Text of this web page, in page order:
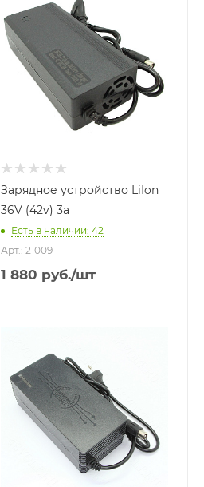
Зарядное устройство LiIon
36V (42v) 3a
Есть в наличии: 42
Арт.: 21009
1 880 руб./шт